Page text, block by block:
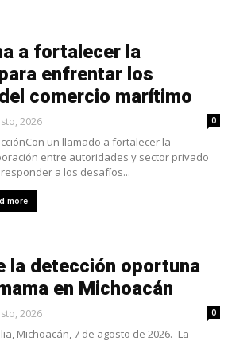
a fortalecer la
enfrentar los
comercio marítimo
2026 0
un llamado a fortalecer la
entre autoridades y sector privado
a los desafíos...
more
la detección oportuna
en Michoacán
2026 0
Michoacán, 7 de agosto de 2026.- La